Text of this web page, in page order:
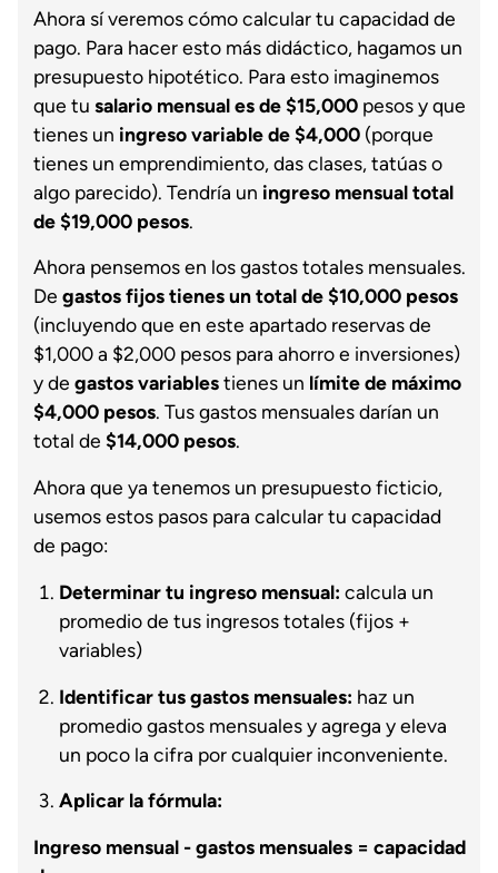
Ahora sí veremos cómo calcular tu capacidad de
pago. Para hacer esto más didáctico, hagamos un
presupuesto hipotético. Para esto imaginemos
que tu salario mensual es de $15,000pesos y que
tienes un ingreso variable de $4,000(porque
tienes un emprendimiento, das clases, tatúas o
algo parecido). Tendría un ingreso mensual total
de $19,000 pesos.
Ahora pensemos en los gastos totales mensuales.
De gastos fijos tienes un total de $10,000 pesos
(incluyendo que en este apartado reservas de
$1,000 a $2,000 pesos para ahorro e inversiones)
y de gastos variablestienes un límite de máximo
$4,000 pesos. Tus gastos mensuales darían un
total de $14,000 pesos.
Ahora que ya tenemos un presupuesto ficticio,
usemos estos pasos para calcular tu capacidad
de pago:
Determinar tu ingreso mensual: calcula un
promedio de tus ingresos totales (fijos +
variables)
Identificar tus gastos mensuales: haz un
promedio gastos mensuales y agrega y eleva
un poco la cifra por cualquier inconveniente.
Aplicar la fórmula:
Ingreso mensual - gastos mensuales = capacidad